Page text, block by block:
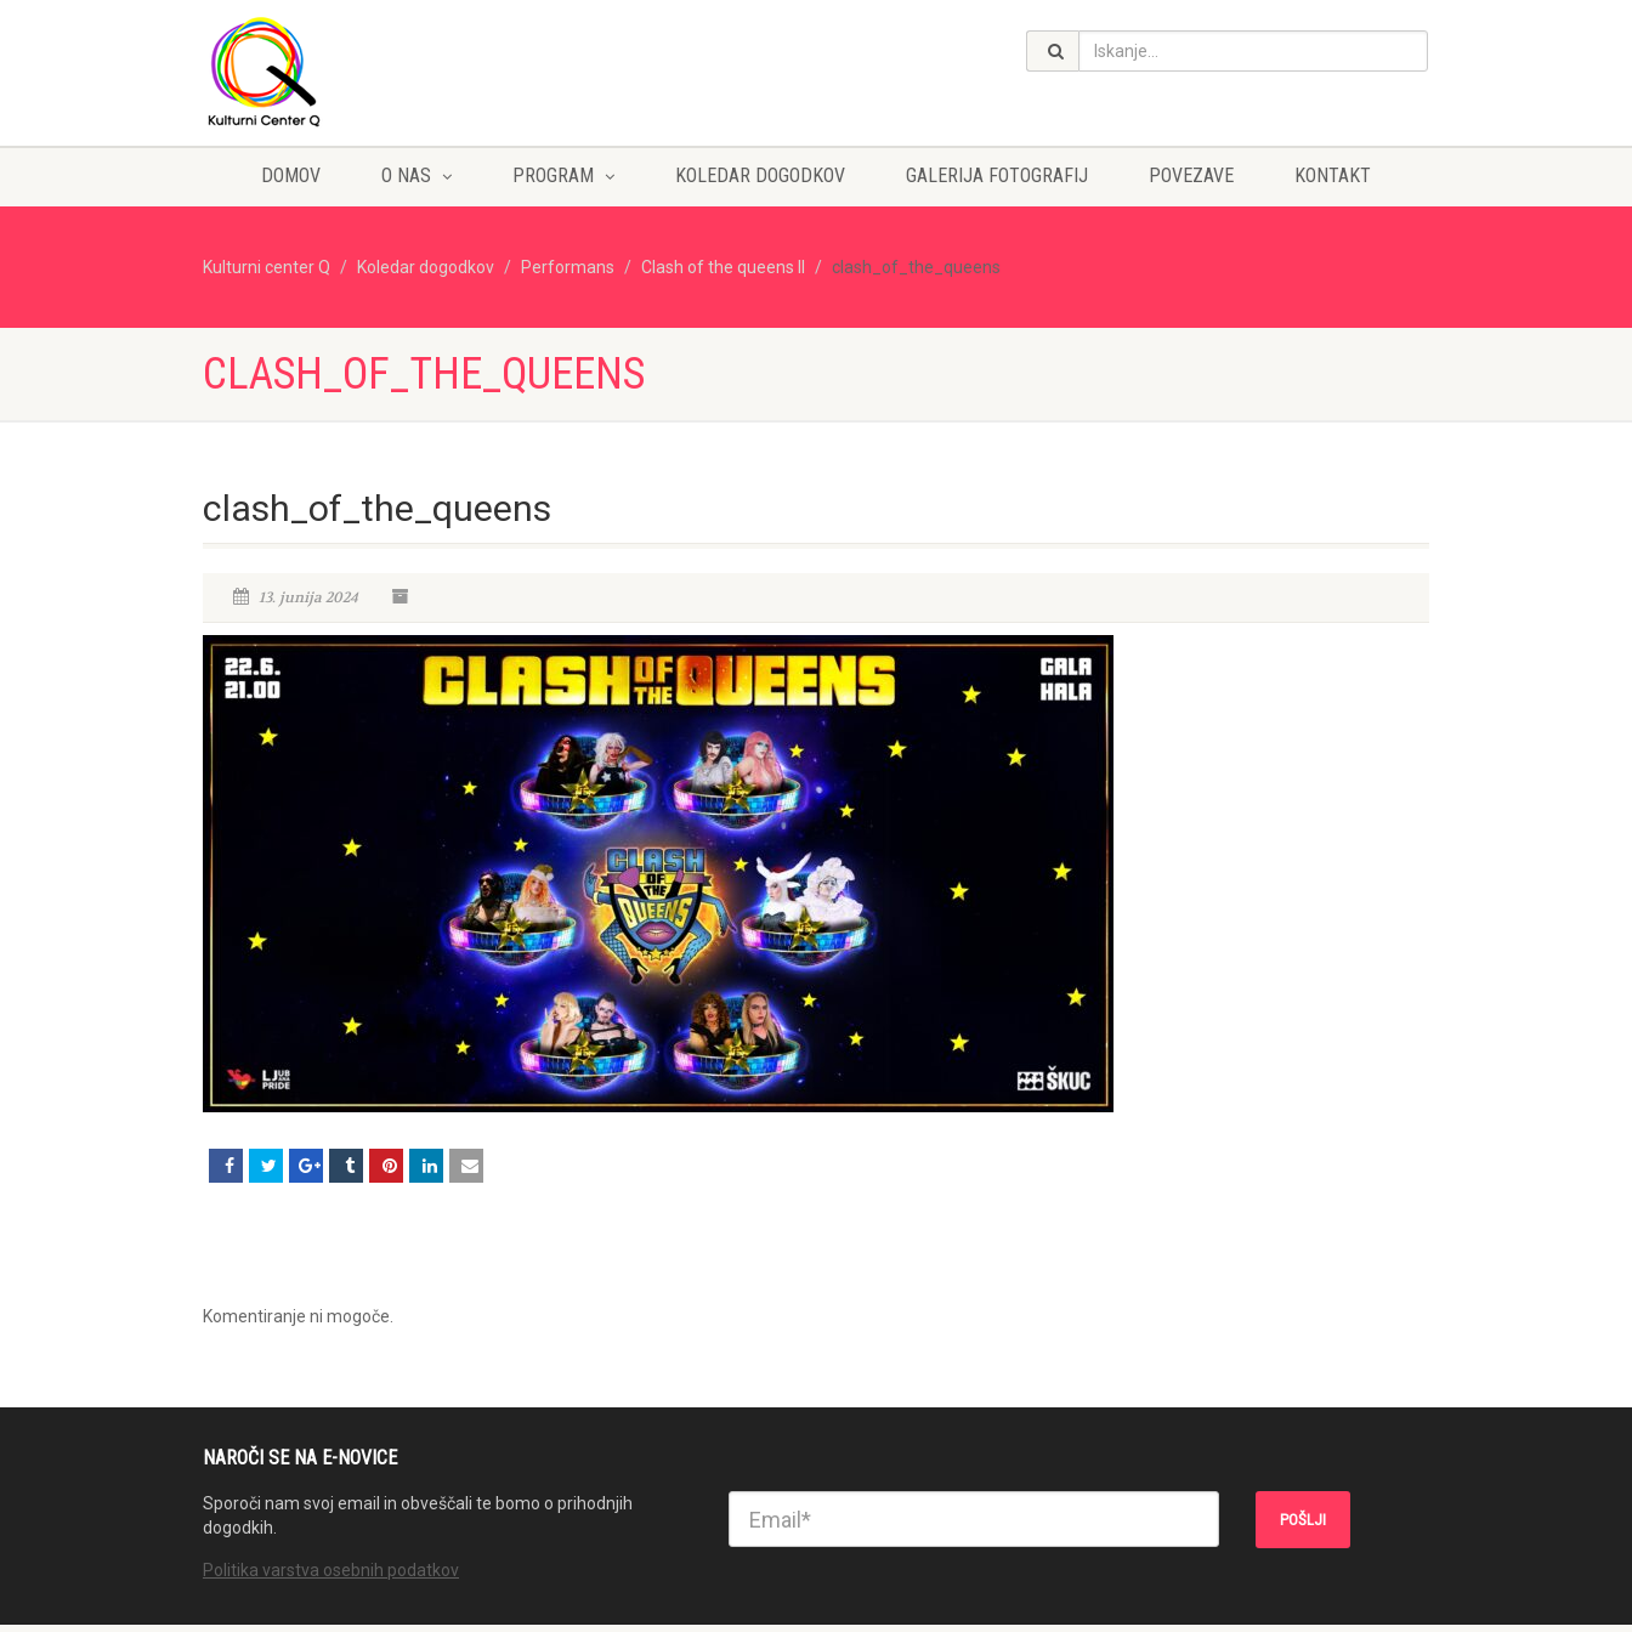
DOMOV O NAS PROGRAM KOLEDAR DOGODKOV GALERIJA FOTOGRAFIJ POVEZAVE KONTAKT
Kulturni center Q Koledar dogodkov Performans Clash of the queens II clash_of_the_queens
CLASH_OF_THE_QUEENS
clash_of_the_queens
13. junija 2024
Komentiranje ni mogoče.
NAROČI SE NA E-NOVICE
Sporoči nam svoj email in obveščali te bomo o prihodnjih
dogodkih.
Politika varstva osebnih podatkov